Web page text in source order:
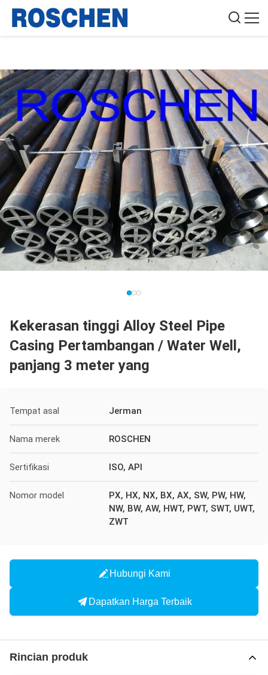
Kekerasan tinggi Alloy Steel Pipe
Casing Pertambangan / Water Well,
panjang 3 meter yang
Tempat asal Jerman
Nama merek ROSCHEN
Sertifikasi ISO, API
Nomor model
PX, HX, NX, BX, AX, SW, PW, HW,
NW, BW, AW, HWT, PWT, SWT, UWT,
ZWT
Hubungi Kami
Dapatkan Harga Terbaik
Rincian produk